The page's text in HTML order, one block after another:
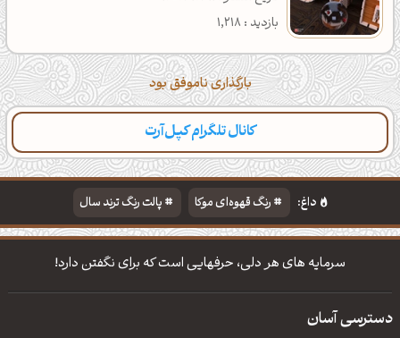
بازدید : 1,218
بارگذاری ناموفق بود
کانال تلگرام کپل‌آرت
دسته‌بندی مطالب تازه تایپوگرافی پالت‌ها
داغ: رنگ قهوه‌ای موکا
پالت رنگ ترند سال
دانلود والپیپر مذهبی
تایپوگرافی شعر مولانا
سرمایه های هر دلی، حرفهایی است كه برای نگفتن دارد!
دسترسی آسان